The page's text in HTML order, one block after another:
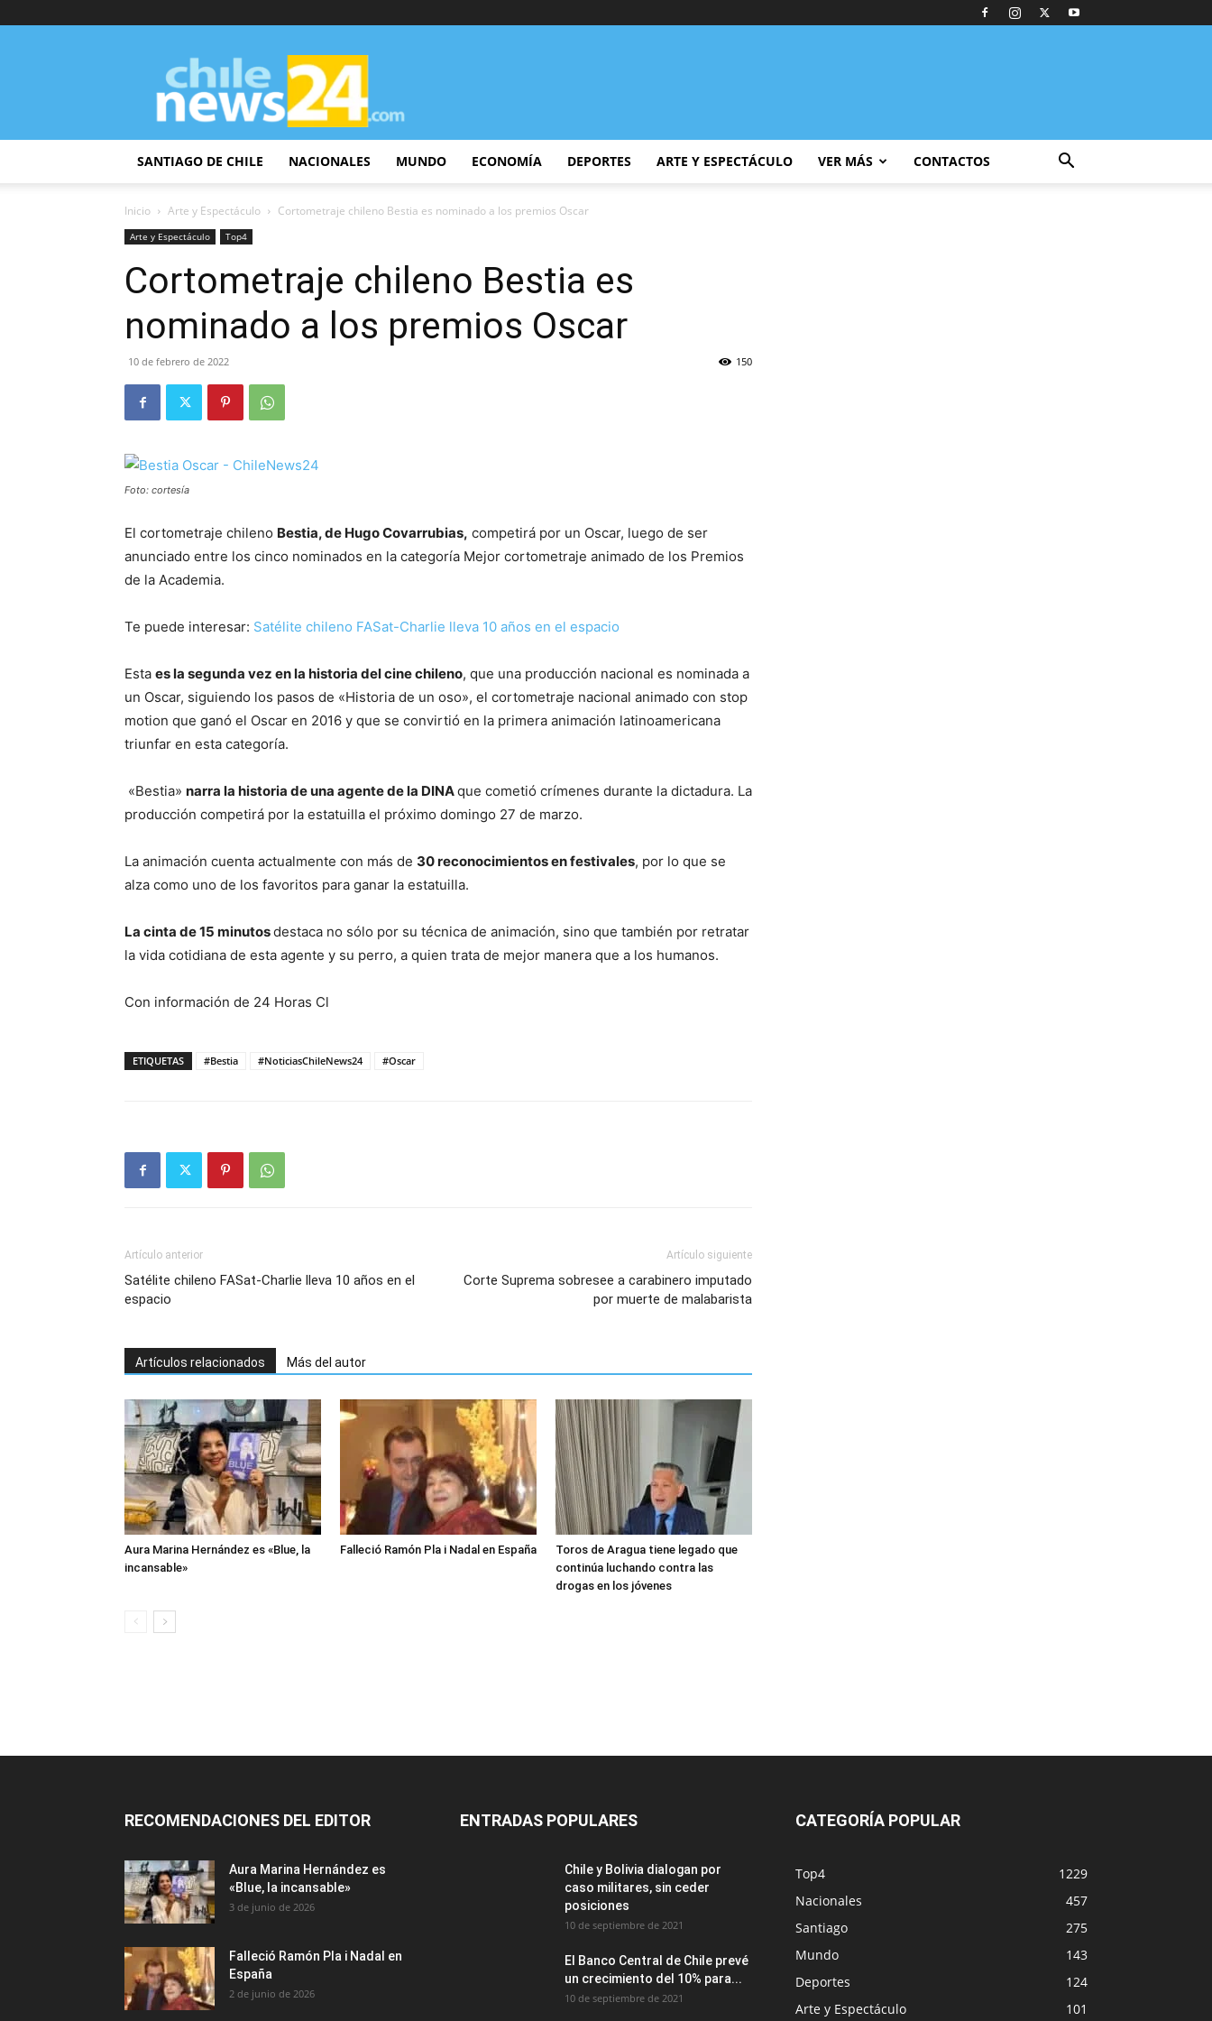
ChileNews24
SANTIAGO DE CHILE NACIONALES MUNDO ECONOMÍA DEPORTES ARTE Y ESPECTÁCULO VER MÁS CONTACTOS
Inicio Arte y Espectáculo Cortometraje chileno Bestia es nominado a los premios Oscar
Arte y Espectáculo Top4
Cortometraje chileno Bestia es
nominado a los premios Oscar
10 de febrero de 2022 150
Foto: cortesía
El cortometraje chileno Bestia, de Hugo Covarrubias, competirá por un Oscar, luego de ser
anunciado entre los cinco nominados en la categoría Mejor cortometraje animado de los Premios
de la Academia.
Te puede interesar: Satélite chileno FASat-Charlie lleva 10 años en el espacio
Esta es la segunda vez en la historia del cine chileno, que una producción nacional es nominada a
un Oscar, siguiendo los pasos de «Historia de un oso», el cortometraje nacional animado con stop
motion que ganó el Oscar en 2016 y que se convirtió en la primera animación latinoamericana
triunfar en esta categoría.
«Bestia» narra la historia de una agente de la DINAque cometió crímenes durante la dictadura. La
producción competirá por la estatuilla el próximo domingo 27 de marzo.
La animación cuenta actualmente con más de 30 reconocimientos en festivales, por lo que se
alza como uno de los favoritos para ganar la estatuilla.
La cinta de 15 minutosdestaca no sólo por su técnica de animación, sino que también por retratar
la vida cotidiana de esta agente y su perro, a quien trata de mejor manera que a los humanos.
Con información de 24 Horas Cl
ETIQUETAS #Bestia #NoticiasChileNews24 #Oscar
Artículo anterior
Satélite chileno FASat-Charlie lleva 10 años en el
espacio
Artículo siguiente
Corte Suprema sobresee a carabinero imputado
por muerte de malabarista
Artículos relacionados Más del autor
Aura Marina Hernández es «Blue, la
incansable»
Falleció Ramón Pla i Nadal en España
Toros de Aragua tiene legado que
continúa luchando contra las
drogas en los jóvenes
RECOMENDACIONES DEL EDITOR
Aura Marina Hernández es
«Blue, la incansable»
3 de junio de 2026
Falleció Ramón Pla i Nadal en
España
2 de junio de 2026
ENTRADAS POPULARES
Chile y Bolivia dialogan por
caso militares, sin ceder
posiciones
10 de septiembre de 2021
El Banco Central de Chile prevé
un crecimiento del 10% para...
10 de septiembre de 2021
CATEGORÍA POPULAR
Top4
1229
Nacionales
457
Santiago
275
Mundo
143
Deportes
124
Arte y Espectáculo
101